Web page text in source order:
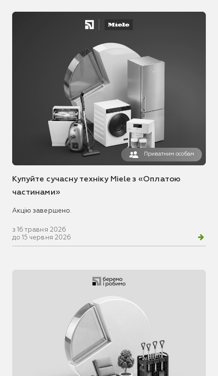
Приватним особам
Купуйте сучасну техніку Miele з «Оплатою
частинами»
Акцію завершено.
з 16 травня 2026
до 15 червня 2026